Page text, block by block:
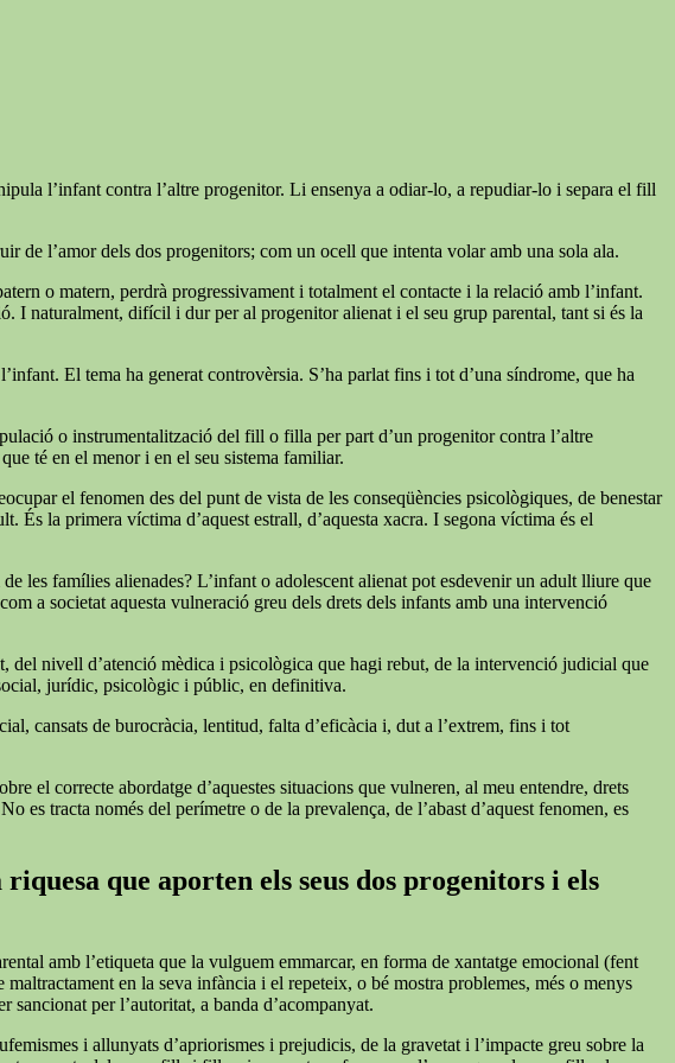
l’infant contra l’altre progenitor. Li ensenya a odiar-lo, a repudiar-lo i separa el fill
de l’amor dels dos progenitors; com un ocell que intenta volar amb una sola ala.
o matern, perdrà progressivament i totalment el contacte i la relació amb l’infant.
I naturalment, difícil i dur per al progenitor alienat i el seu grup parental, tant si és la
El tema ha generat controvèrsia. S’ha parlat fins i tot d’una síndrome, que ha
o instrumentalització del fill o filla per part d’un progenitor contra l’altre
té en el menor i en el seu sistema familiar.
el fenomen des del punt de vista de les conseqüències psicològiques, de benestar
És la primera víctima d’aquest estrall, d’aquesta xacra. I segona víctima és el
les famílies alienades? L’infant o adolescent alienat pot esdevenir un adult lliure que
a societat aquesta vulneració greu dels drets dels infants amb una intervenció
del nivell d’atenció mèdica i psicològica que hagi rebut, de la intervenció judicial que
jurídic, psicològic i públic, en definitiva.
cansats de burocràcia, lentitud, falta d’eficàcia i, dut a l’extrem, fins i tot
el correcte abordatge d’aquestes situacions que vulneren, al meu entendre, drets
es tracta només del perímetre o de la prevalença, de l’abast d’aquest fenomen, es
que aporten els seus dos progenitors i els
amb l’etiqueta que la vulguem emmarcar, en forma de xantatge emocional (fent
en la seva infància i el repeteix, o bé mostra problemes, més o menys
sancionat per l’autoritat, a banda d’acompanyat.
i allunyats d’apriorismes i prejudicis, de la gravetat i l’impacte greu sobre la